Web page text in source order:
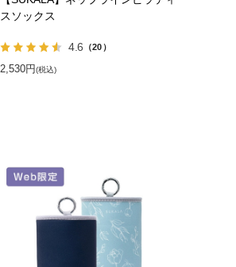
スソックス
4.6 （20）
2,530円(税込)